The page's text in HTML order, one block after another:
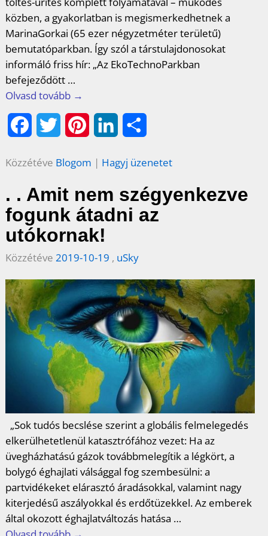
közben, a gyakorlatban is megismerkedhetnek a
MarinaGorkai (65 ezer négyzetméter területű)
bemutatóparkban. Így szól a társtulajdonosokat
informáló friss hír: „Az EkoTechnoParkban
befejeződött …
Olvasd tovább →
e
b
o
k
t
t
e
t
e
r
t
n
k
e
n
z
a
g
Közzétéve Blogom | Hagyj üzenetet
. . Amit nem szégyenkezve
fogunk átadni az
utókornak!
Közzétéve 2019-10-19 , uSky
„Sok tudós becslése szerint a globális felmelegedés
elkerülhetetlenül katasztrófához vezet: Ha az
üvegházhatású gázok továbbmelegítik a légkört, a
bolygó éghajlati válsággal fog szembesülni: a
partvidékeket elárasztó áradásokkal, valamint nagy
kiterjedésű aszályokkal és erdőtüzekkel. Az emberek
által okozott éghajlatváltozás hatása …